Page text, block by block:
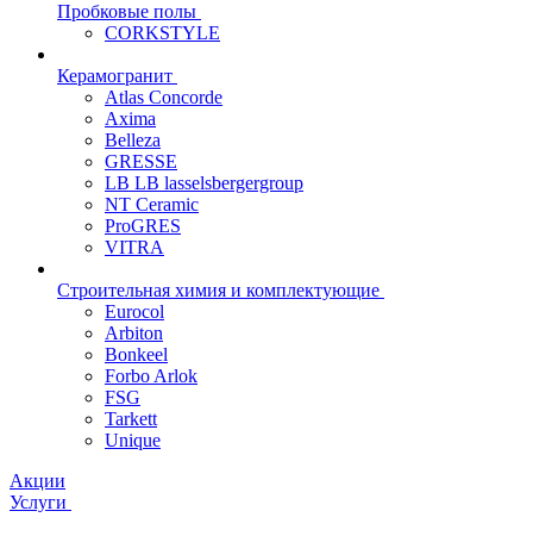
Пробковые полы
CORKSTYLE
Керамогранит
Atlas Concorde
Axima
Belleza
GRESSE
LB LB lasselsbergergroup
NT Ceramic
ProGRES
VITRA
Строительная химия и комплектующие
Eurocol
Arbiton
Bonkeel
Forbo Arlok
FSG
Tarkett
Unique
Акции
Услуги